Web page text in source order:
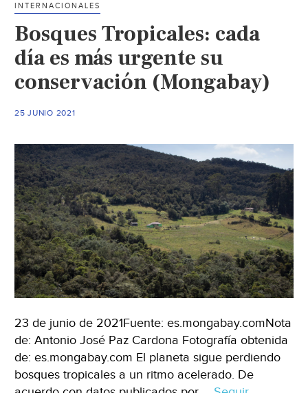
(Sopitas)
INTERNACIONALES
Bosques Tropicales: cada
día es más urgente su
conservación (Mongabay)
25 JUNIO 2021
23 de junio de 2021Fuente: es.mongabay.comNota
de: Antonio José Paz Cardona Fotografía obtenida
de: es.mongabay.com El planeta sigue perdiendo
bosques tropicales a un ritmo acelerado. De